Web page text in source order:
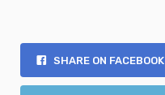
SHARE ON FACEBOOK